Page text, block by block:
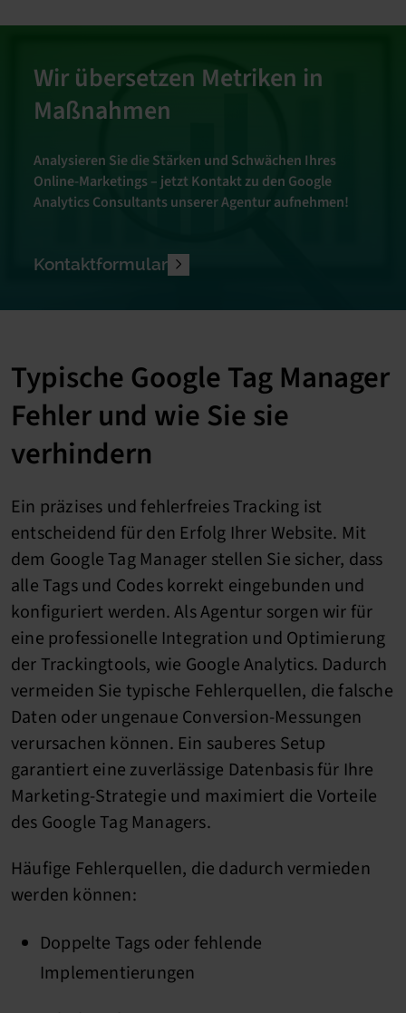
Wir übersetzen Metriken in
Maßnahmen
Analysieren Sie die Stärken und Schwächen Ihres
Online-Marketings – jetzt Kontakt zu den Google
Analytics Consultants unserer Agentur aufnehmen!
Kontaktformular
Typische Google Tag Manager
Fehler und wie Sie sie
verhindern
Ein präzises und fehlerfreies Tracking ist
entscheidend für den Erfolg Ihrer Website. Mit
dem Google Tag Manager stellen Sie sicher, dass
alle Tags und Codes korrekt eingebunden und
konfiguriert werden. Als Agentur sorgen wir für
eine professionelle Integration und Optimierung
der Trackingtools, wie Google Analytics. Dadurch
vermeiden Sie typische Fehlerquellen, die falsche
Daten oder ungenaue Conversion-Messungen
verursachen können. Ein sauberes Setup
garantiert eine zuverlässige Datenbasis für Ihre
Marketing-Strategie und maximiert die Vorteile
des Google Tag Managers.
Häufige Fehlerquellen, die dadurch vermieden
werden können:
Doppelte Tags oder fehlende
Implementierungen